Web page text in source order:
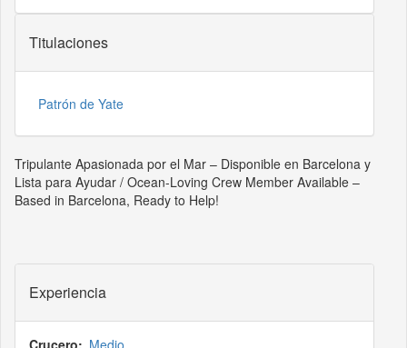
Titulaciones
Patrón de Yate
Tripulante Apasionada por el Mar – Disponible en Barcelona y
Lista para Ayudar / Ocean-Loving Crew Member Available –
Based in Barcelona, Ready to Help!
Experiencia
Crucero
Medio